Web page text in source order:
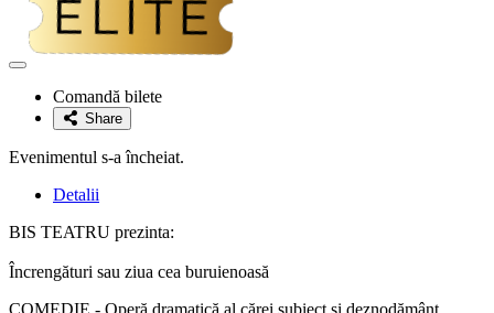
Adaugă
favoriteComandă bilete
Share
Evenimentul s-a încheiat.
Detalii
BIS TEATRU prezinta:
Încrengături sau ziua cea buruienoasă
COMEDIE - Operă dramatică al cărei subiect și deznodământ